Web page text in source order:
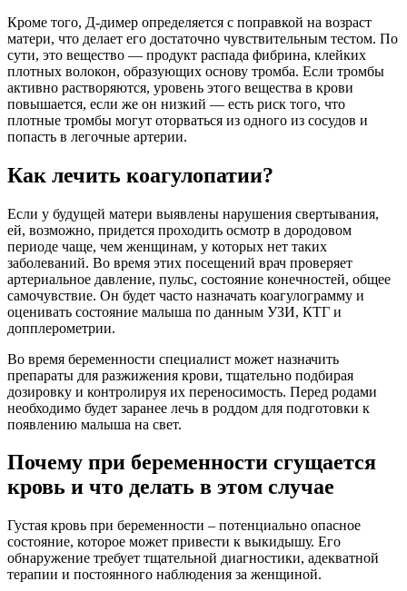
Кроме того, Д-димер определяется с поправкой на возраст
матери, что делает его достаточно чувствительным тестом. По
сути, это вещество — продукт распада фибрина, клейких
плотных волокон, образующих основу тромба. Если тромбы
активно растворяются, уровень этого вещества в крови
повышается, если же он низкий — есть риск того, что
плотные тромбы могут оторваться из одного из сосудов и
попасть в легочные артерии.
Как лечить коагулопатии?
Если у будущей матери выявлены нарушения свертывания,
ей, возможно, придется проходить осмотр в дородовом
периоде чаще, чем женщинам, у которых нет таких
заболеваний. Во время этих посещений врач проверяет
артериальное давление, пульс, состояние конечностей, общее
самочувствие. Он будет часто назначать коагулограмму и
оценивать состояние малыша по данным УЗИ, КТГ и
допплерометрии.
Во время беременности специалист может назначить
препараты для разжижения крови, тщательно подбирая
дозировку и контролируя их переносимость. Перед родами
необходимо будет заранее лечь в роддом для подготовки к
появлению малыша на свет.
Почему при беременности сгущается
кровь и что делать в этом случае
Густая кровь при беременности – потенциально опасное
состояние, которое может привести к выкидышу. Его
обнаружение требует тщательной диагностики, адекватной
терапии и постоянного наблюдения за женщиной.